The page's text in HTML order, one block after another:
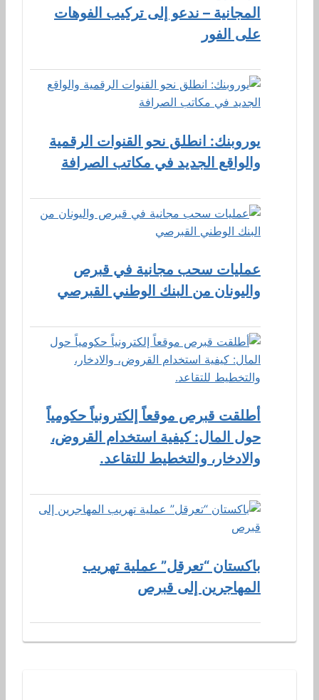
المجانية – ندعو إلى تركيب الفوهات
على الفور
يوروبنك: انطلق نحو القنوات الرقمية
والواقع الجديد في مكاتب الصرافة
عمليات سحب مجانية في قبرص
واليونان من البنك الوطني القبرصي
أطلقت قبرص موقعاً إلكترونياً حكومياً
حول المال: كيفية استخدام القروض،
والادخار، والتخطيط للتقاعد.
باكستان “تعرقل” عملية تهريب
المهاجرين إلى قبرص